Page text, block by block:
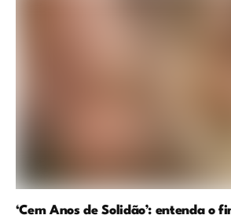
‘Cem Anos de Solidão’: entenda o